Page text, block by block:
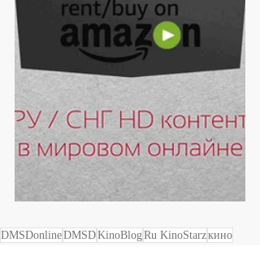
DMSDonlineDMSDKinoBlogRu KinoStarzкино